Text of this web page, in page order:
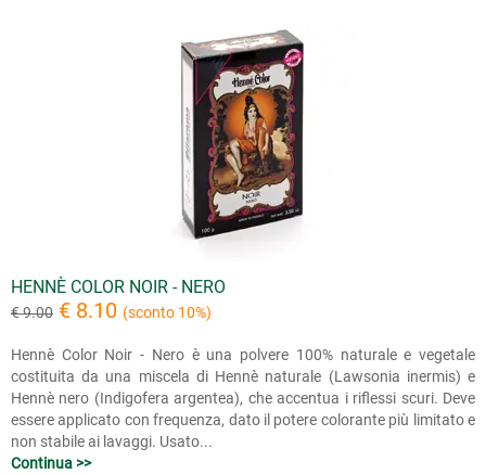
HENNÈ COLOR NOIR - NERO
€ 9.00 € 8.10 (sconto 10%)
Hennè Color Noir - Nero è una polvere 100% naturale e vegetale
costituita da una miscela di Hennè naturale (Lawsonia inermis) e
Hennè nero (Indigofera argentea), che accentua i riflessi scuri. Deve
essere applicato con frequenza, dato il potere colorante più limitato e
non stabile ai lavaggi. Usato...
Continua >>